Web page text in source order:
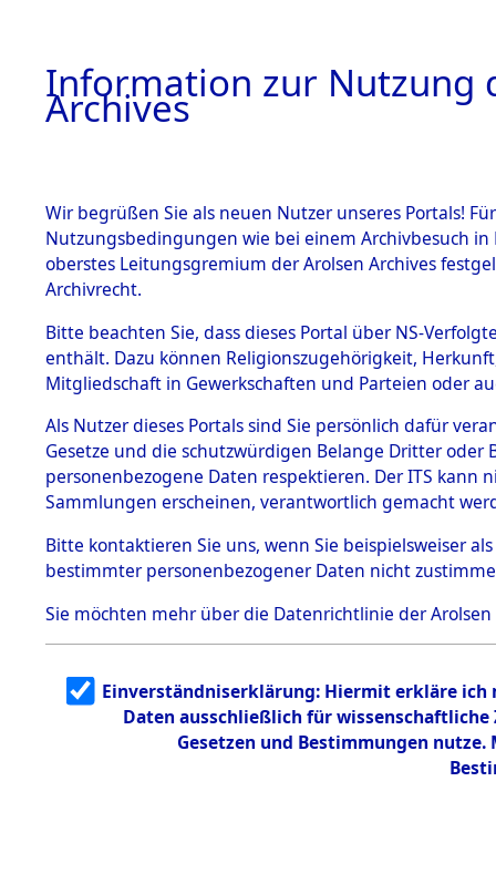
BESTÄNDE
1.
mente
5. Verschiedenes
5.3
Todesmärsche
5.3.1 Alliierte
Erhebungen
zu
Todesmärsch
en
5.3.2
g
5.3.3
Todesmärsch
Information zur Nutzung
Archives
Wir begrüßen Sie als neuen Nutzer unseres Portals!
Nutzungsbedingungen wie bei einem Archivbesuch
oberstes Leitungsgremium der Arolsen Archives
Archivrecht.
Bitte beachten Sie, dass dieses Portal über NS-
enthält. Dazu können Religionszugehörigkeit,
Mitgliedschaft in Gewerkschaften und Parteien oder
Als Nutzer dieses Portals sind Sie persönlich dafür
Gesetze und die schutzwürdigen Belange Dritter
personenbezogene Daten respektieren. Der ITS
Sammlungen erscheinen, verantwortlich gemacht
Bitte kontaktieren Sie uns, wenn Sie beispielsweiser
bestimmter personenbezogener Daten nicht
Sie möchten mehr über die Datenrichtlinie der Arolsen
Einverständniserklärung: Hiermit erkläre ich
Daten ausschließlich für
Gesetzen und Bestimmungen